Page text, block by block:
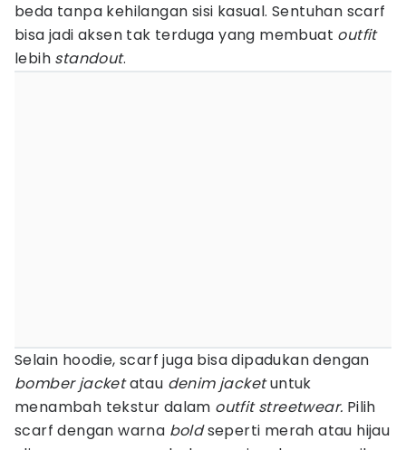
beda tanpa kehilangan sisi kasual. Sentuhan scarf
bisa jadi aksen tak terduga yang membuat outfit
lebih standout.
Selain hoodie, scarf juga bisa dipadukan dengan
bomber jacketatau denim jacketuntuk
menambah tekstur dalam outfit streetwear. Pilih
scarf dengan warna boldseperti merah atau hijau